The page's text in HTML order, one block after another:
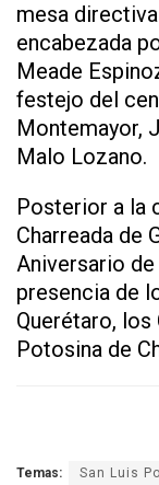
mesa
encabezada
Meade
festejo del
Montemayor,
Malo Lozano.
Posterior a la
Charreada de
Aniversario
presencia de
Querétaro, los
Potosina de
Temas: San Luis